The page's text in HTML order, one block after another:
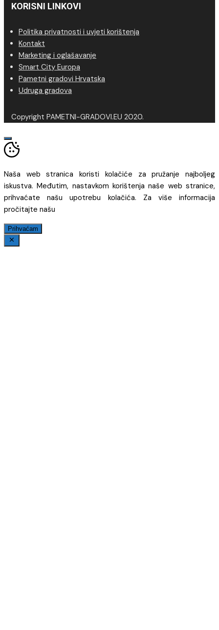
KORISNI LINKOVI
Politika privatnosti i uvjeti korištenja
Kontakt
Marketing i oglašavanje
Smart City Europa
Pametni gradovi Hrvatska
Udruga gradova
Copyright PAMETNI-GRADOVI.EU 2020.
Naša web stranica koristi kolačiće za pružanje najboljeg
iskustva. Međutim, nastavkom korištenja naše web stranice,
prihvaćate našu upotrebu kolačića. Za više informacija
pročitajte našu
Prihvaćam